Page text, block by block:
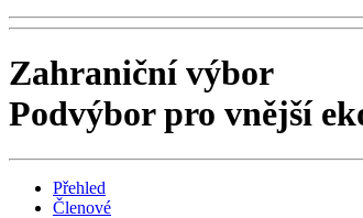
Zahraniční výbor
Podvýbor pro vnější
Přehled
Členové